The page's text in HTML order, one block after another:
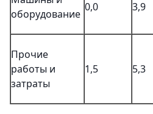
оборудование
0,0 3,9
Прочие
работы и
затраты
1,5 5,3